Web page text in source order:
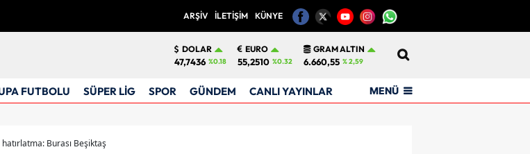
ARŞİV İLETİŞİM KÜNYE
DOLAR
47,7436 %0.18
EURO
55,2510 %0.32
GRAM ALTIN
6.660,55 % 2,59
FUTBOLU SÜPER LİG SPOR GÜNDEM CANLI YAYINLAR MENÜ
hatırlatma: Burası Beşiktaş